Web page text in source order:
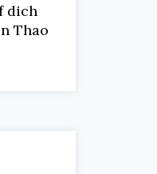
dich
Thao